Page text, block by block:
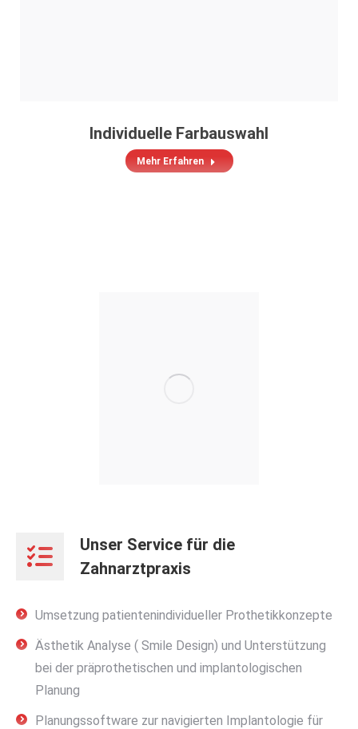
Individuelle Farbauswahl
Mehr Erfahren
Unser Service für die
Zahnarztpraxis
Umsetzung patientenindividueller Prothetikkonzepte
Ästhetik Analyse ( Smile Design) und Unterstützung
bei der präprothetischen und implantologischen
Planung
Planungssoftware zur navigierten Implantologie für